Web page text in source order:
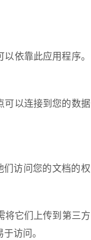
依靠此应用程序。
可以连接到您的数据
们访问您的文档的权
将它们上传到第三方
访问。